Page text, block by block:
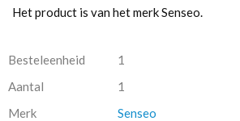
Het product is van het merk Senseo.
Besteleenheid
1
Aantal
1
Merk
Senseo